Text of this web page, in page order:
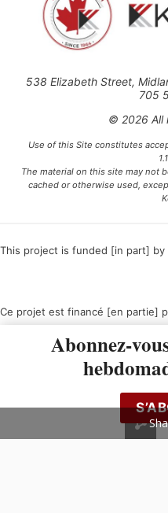
538 Elizabeth Street,
705
© 2026 All
Use of this Site constitutes
The material on this site may not
cached or otherwise used,
This project is funded [in part] by
Ce projet est financé [en partie]
Abonnez-